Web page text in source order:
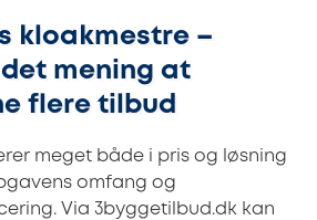
kloakmestre –
mening at
flere tilbud
meget både i pris og løsning
omfang og
Via 3byggetilbud.dk kan